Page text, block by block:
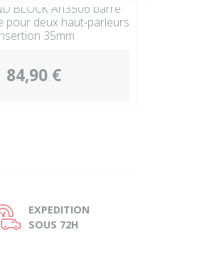
BLOCK Ah3506 barre
pour deux haut-parleurs
35mm
84,90 €
EXPEDITION
SOUS 72H